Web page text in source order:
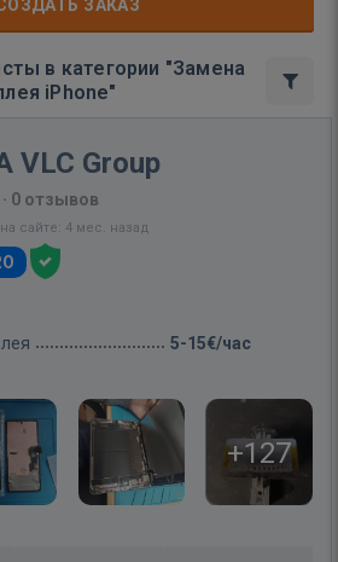
ЗАКАЗ
в категории "Замена
iPhone"
VLC Group
· 0 отзывов
сайте: 4 мес. назад
5-15€/час
+127